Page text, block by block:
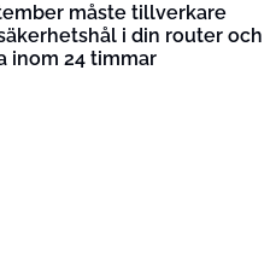
måste tillverkare
i din router och
inom 24 timmar